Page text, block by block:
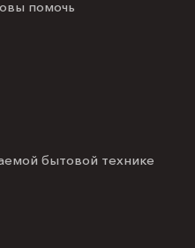
помочь
бытовой технике